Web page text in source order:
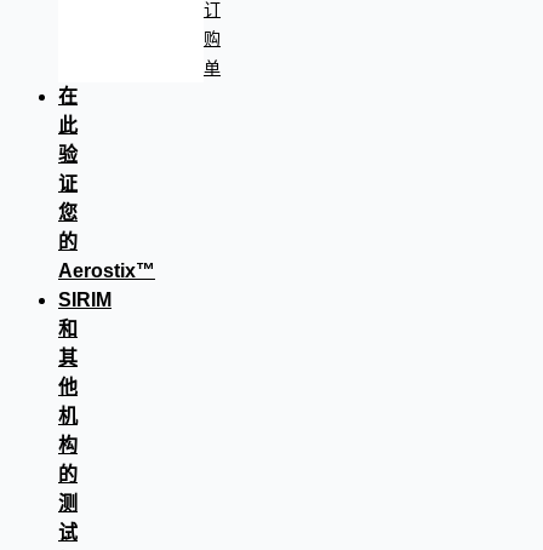
订
购
单
在
此
验
证
您
的
Aerostix™
SIRIM
和
其
他
机
构
的
测
试